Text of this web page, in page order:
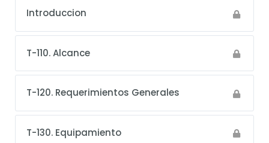
Introduccion
T-110. Alcance
T-120. Requerimientos Generales
T-130. Equipamiento